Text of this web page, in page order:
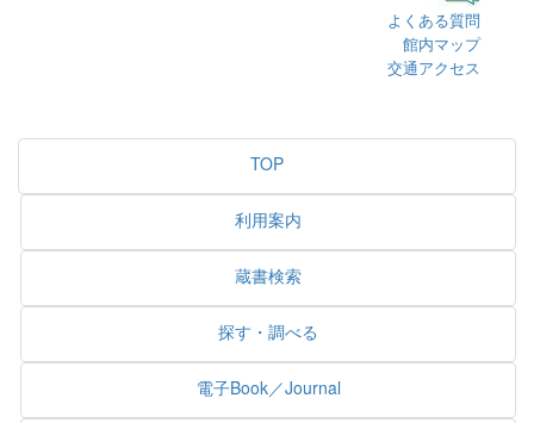
よくある質問
館内マップ
交通アクセス
TOP
利用案内
蔵書検索
探す・調べる
電子Book／Journal